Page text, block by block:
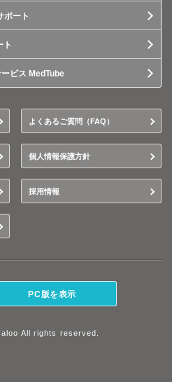
ポート
ト
ビス MedTube
よくあるご質問（FAQ）
個人情報保護方針
採用情報
PC版を表示
All rights reserved.